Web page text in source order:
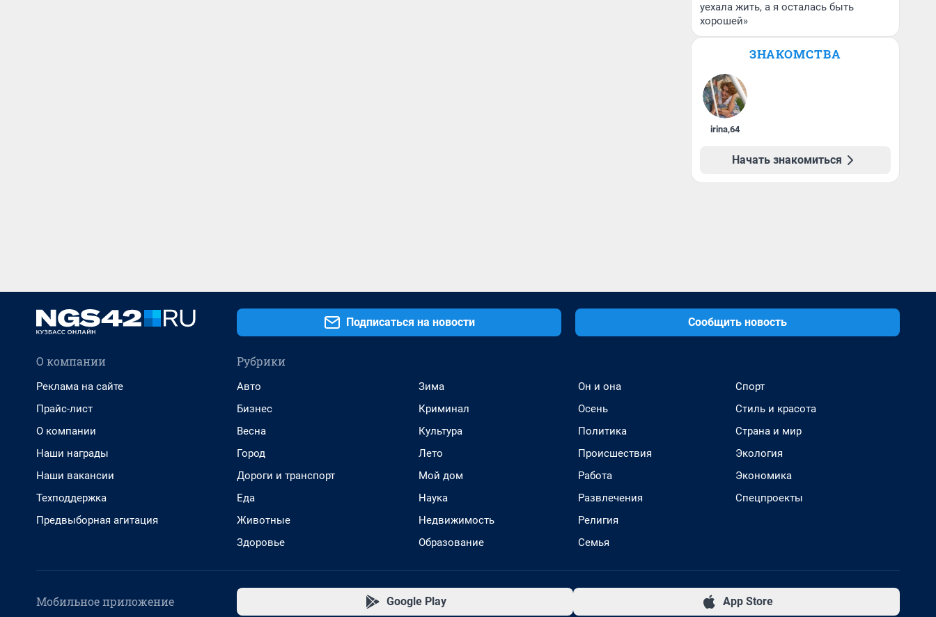
уехала жить, а я осталась быть
хорошей»
ЗНАКОМСТВА
irina,64
Начать знакомиться
Подписаться на новости Сообщить новость
О компании
Реклама на сайте
Прайс-лист
О компании
Наши награды
Наши вакансии
Техподдержка
Предвыборная агитация
Рубрики
Авто
Бизнес
Весна
Город
Дороги и транспорт
Еда
Животные
Здоровье
Зима
Криминал
Культура
Лето
Мой дом
Наука
Недвижимость
Образование
Он и она
Осень
Политика
Происшествия
Работа
Развлечения
Религия
Семья
Спорт
Стиль и красота
Страна и мир
Экология
Экономика
Спецпроекты
Мобильное приложение Google Play App Store